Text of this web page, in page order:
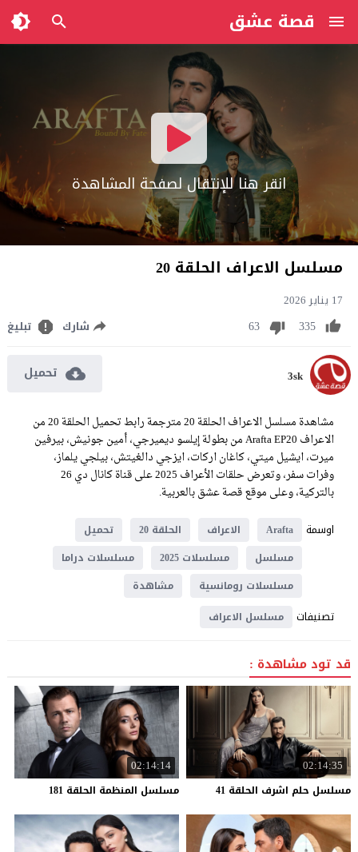
قصة عشق
انقر هنا للإنتقال لصفحة المشاهدة
مسلسل الاعراف الحلقة 20
17 يناير 2026
335
63 شارك تبليغ
3sk تحميل
مشاهدة مسلسل الاعراف الحلقة 20 مترجمة رابط تحميل الحلقة 20 من
الاعراف Arafta EP20 من بطولة إيلسو ديميرجي، أمين جونيش، بيرفين
ميرت، ايشيل ميتي، كاغان اركات، ايزجي دالغيتش، بيلجي يلماز،
وفرات سفر، وتعرض حلقات الأعراف 2025 على قناة كانال دي 26
بالتركية، وعلى موقع قصة عشق بالعربية.
اوسمة
Arafta الاعراف الحلقة 20
تحميل
مسلسل
مسلسلات 2025
مسلسلات دراما
مسلسلات رومانسية
مشاهدة
تصنيفات مسلسل الاعراف
قد تود مشاهدة :
02:14:35
مسلسل حلم اشرف الحلقة 41
02:14:14
مسلسل المنظمة الحلقة 181